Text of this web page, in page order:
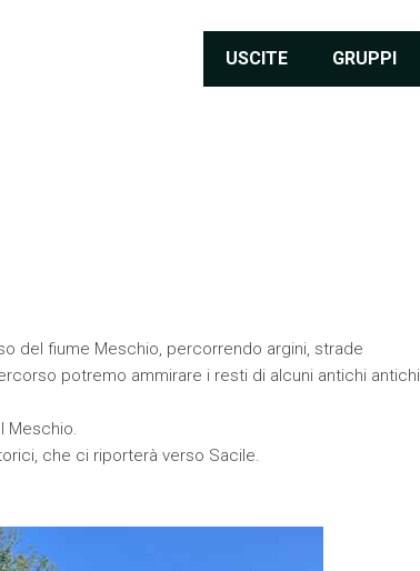
USCITE GRUPPI
del fiume Meschio, percorrendo argini, strade
potremo ammirare i resti di alcuni antichi antichi
Meschio.
che ci riporterà verso Sacile.